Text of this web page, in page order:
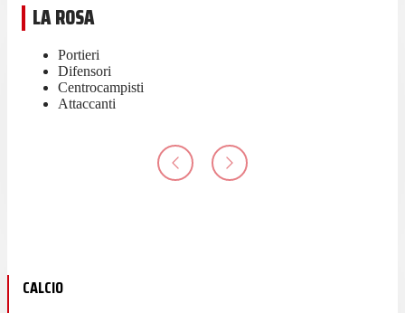
LA ROSA
Portieri
Difensori
Centrocampisti
Attaccanti
CALCIO